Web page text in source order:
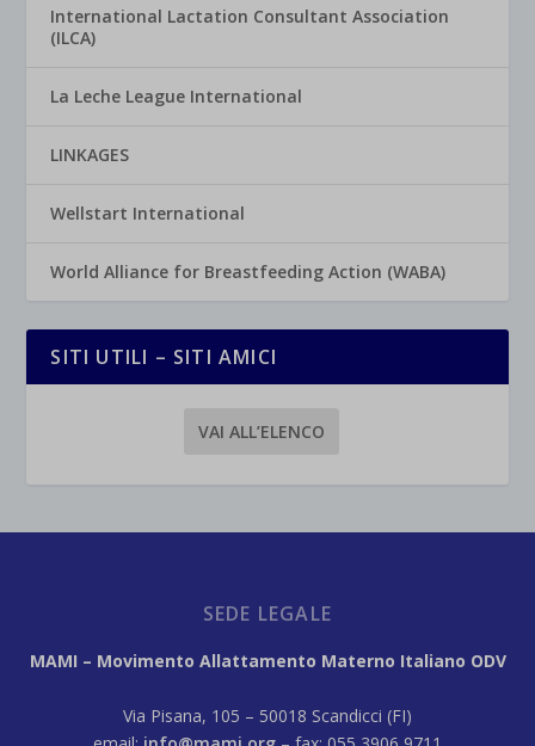
International Lactation Consultant Association
(ILCA)
La Leche League International
LINKAGES
Wellstart International
World Alliance for Breastfeeding Action (WABA)
SITI UTILI – SITI AMICI
VAI ALL’ELENCO
SEDE LEGALE
MAMI – Movimento Allattamento Materno Italiano ODV
Via Pisana, 105 – 50018 Scandicci (FI)